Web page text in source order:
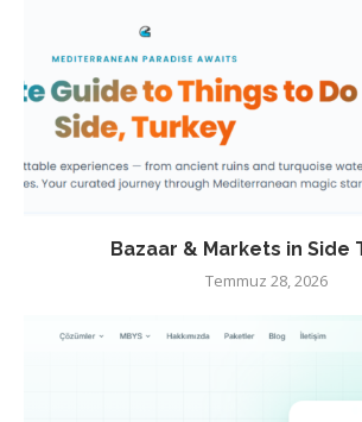
Bazaar & Markets in Side
Temmuz 28, 2026